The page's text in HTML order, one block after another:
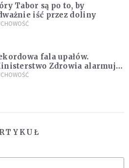
Tabor są po to, by
iść przez doliny
fala upałów.
Zdrowia alarmuje
doświadczeniach z czerwca